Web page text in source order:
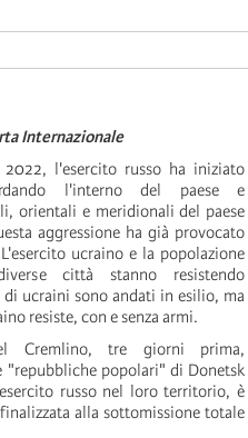
Internazionale
l'esercito russo ha iniziato
l'interno del paese e
orientali e meridionali del paese
aggressione ha già provocato
ucraino e la popolazione
città stanno resistendo
ucraini sono andati in esilio, ma
resiste, con e senza armi.
Cremlino, tre giorni prima,
popolari" di Donetsk
russo nel loro territorio, è
alla sottomissione totale